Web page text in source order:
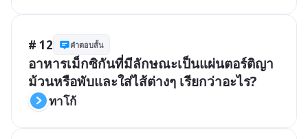
# 12 คำตอบสั้น
อาหารเม็กซิกันที่มีลักษณะเป็นแผ่นตอร์ติญา
ม้วนหรือพับและใส่ไส้ต่างๆ เรียกว่าอะไร?
ทาโก้